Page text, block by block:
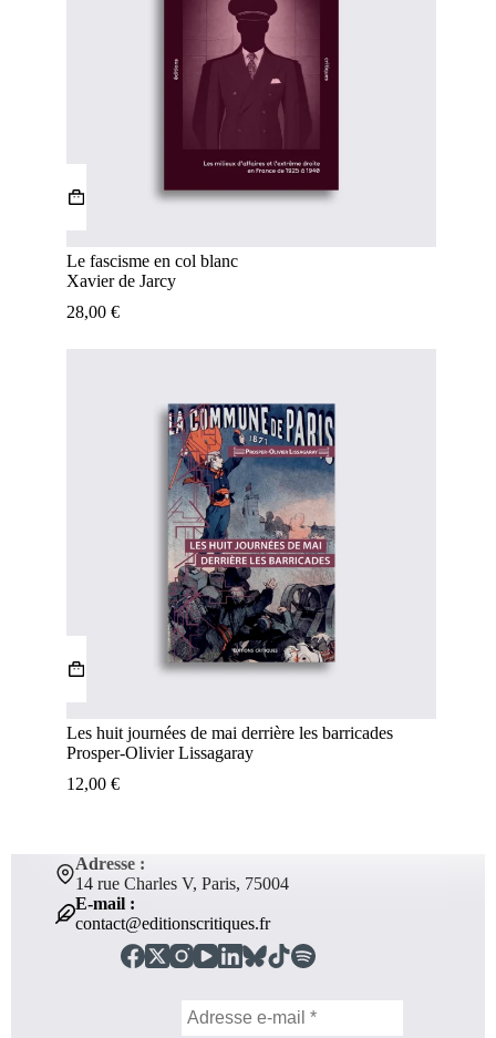
Le fascisme en col blanc
Xavier de Jarcy
28,00 €
Les huit journées de mai derrière les barricades
Prosper-Olivier Lissagaray
12,00 €
Adresse :
14 rue Charles V, Paris, 75004
E-mail :
contact@editionscritiques.fr